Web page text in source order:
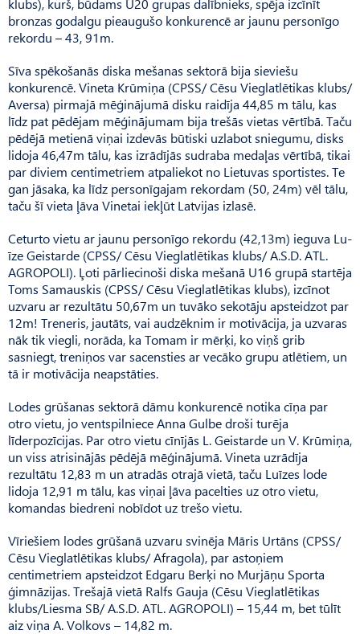
klubs), kurš, būdams U20 grupas dalībnieks, spēja izcīnīt
bronzas godalgu pieaugušo konkurencē ar jaunu personīgo
rekordu – 43, 91m.
Sīva spēkošanās diska mešanas sektorā bija sieviešu
konkurencē. Vineta Krūmiņa (CPSS/ Cēsu Vieglatlētikas klubs/
Aversa) pirmajā mēģinājumā disku raidīja 44,85 m tālu, kas
līdz pat pēdējam mēģinājumam bija trešās vietas vērtībā. Taču
pēdējā metienā viņai izdevās būtiski uzlabot sniegumu, disks
lidoja 46,47m tālu, kas izrādījās sudraba medaļas vērtībā, tikai
par diviem centimetriem atpaliekot no Lietuvas sportistes. Te
gan jāsaka, ka līdz personīgajam rekordam (50, 24m)­ vēl tālu,
taču šī vieta ļāva Vinetai iekļūt Latvijas izlasē.
Ceturto vietu ar jaunu personīgo rekordu (42,13m) ieguva Lu­
īze Geistarde (CPSS/ Cēsu Vieglat­lētikas klubs/ A.S.D. ATL.
AGROPOLI). Ļoti pārliecinoši diska mešanā U16 grupā startēja
Toms Sam­auskis (CPSS/ Cēsu Vieglat­lētikas klubs), izcīnot
uzvaru ar rezultātu 50,67m un tuvāko sekotāju apsteidzot par
12m! Treneris, jautāts, vai audzēknim ir motivācija, ja uzvaras
nāk tik viegli, norāda, ka Tomam ir mērķi, ko viņš grib
sasniegt, treniņos var sacensties ar vecāko grupu atlētiem, un
tā ir motivācija neapstāties.
Lodes grūšanas sektorā dāmu konkurencē notika cīņa par
otro vietu, jo ventspilniece Anna Gulbe droši turēja
līderpozīcijas. Par otro vietu cīnījās L. Geistarde un V. Krūmiņa,
un viss atrisinājās pēdējā mēģinājumā. Vineta uzrādīja
rezultātu 12,83 m un atradās otrajā vietā, taču Luīzes lode
lidoja 12,91 m tālu, kas viņai ļāva pacelties uz otro vietu,
komandas biedreni nobīdot uz trešo vietu.
Vīriešiem lodes grūšanā uzvaru svinēja Māris Urtāns (CPSS/
Cēsu Vieglatlētikas klubs/ Afra­gola), par astoņiem
centimetriem apsteidzot Edgaru Berķi no Murjāņu Sporta
ģimnāzijas. Tre­šajā vietā Ralfs Gauja (Cēsu Vieglatlētikas
klubs/Liesma SB/ A.S.D. ATL. AGROPOLI) – 15,44 m, bet tūlīt
aiz viņa A. Volkovs – 14,82 m.